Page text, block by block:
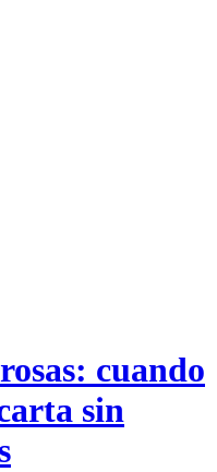
cuando
sin